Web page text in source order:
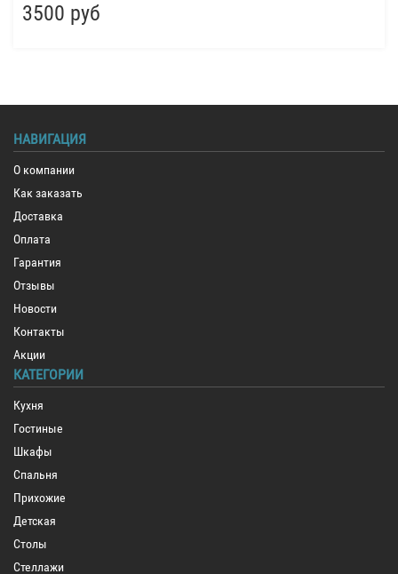
3500 руб
НАВИГАЦИЯ
О компании
Как заказать
Доставка
Оплата
Гарантия
Отзывы
Новости
Контакты
Акции
КАТЕГОРИИ
Кухня
Гостиные
Шкафы
Спальня
Прихожие
Детская
Столы
Стеллажи